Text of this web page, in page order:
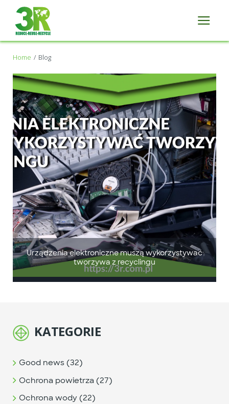
Home Blog
Urządzenia elektroniczne muszą wykorzystywać
tworzywa z recyclingu
KATEGORIE
Good news (32)
Ochrona powietrza (27)
Ochrona wody (22)